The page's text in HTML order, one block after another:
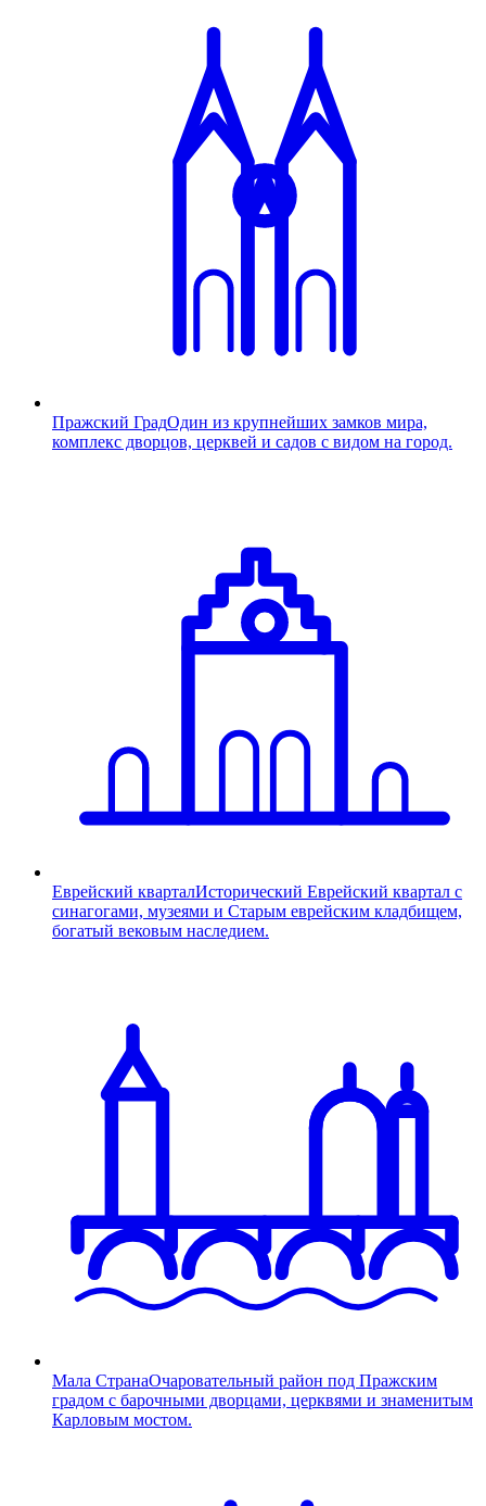
Пражский ГрадОдин из крупнейших замков мира,
комплекс дворцов, церквей и садов с видом на город.
Еврейский кварталИсторический Еврейский квартал с
синагогами, музеями и Старым еврейским кладбищем,
богатый вековым наследием.
Мала СтранаОчаровательный район под Пражским
градом с барочными дворцами, церквями и знаменитым
Карловым мостом.